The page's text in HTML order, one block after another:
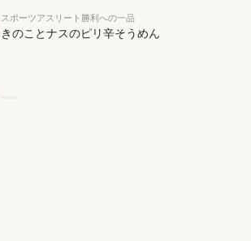
スポーツアスリート勝利への一品
きのことナスのピリ辛そうめん